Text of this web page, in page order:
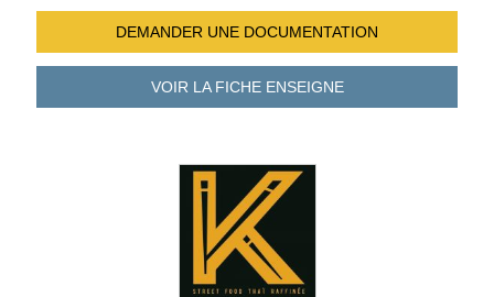
DEMANDER UNE DOCUMENTATION
VOIR LA FICHEENSEIGNE